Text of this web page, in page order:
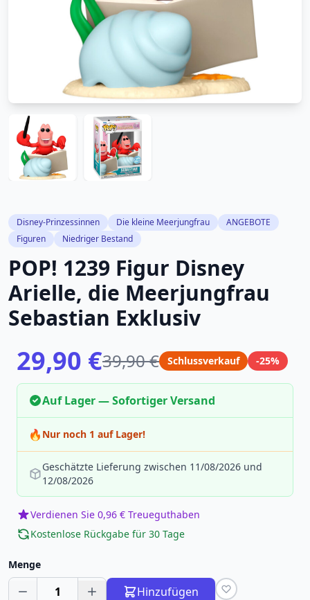
Disney-Prinzessinnen Die kleine Meerjungfrau
ANGEBOTE
Figuren
Niedriger Bestand
POP! 1239 Figur Disney
Arielle, die Meerjungfrau
Sebastian Exklusiv
29,90 €39,90 € Schlussverkauf -25%
Auf Lager — Sofortiger Versand
🔥 Nur noch 1 auf Lager!
Geschätzte Lieferung zwischen 11/08/2026 und
12/08/2026
Verdienen Sie 0,96 € Treueguthaben
Kostenlose Rückgabe für 30 Tage
Menge
1 Hinzufügen